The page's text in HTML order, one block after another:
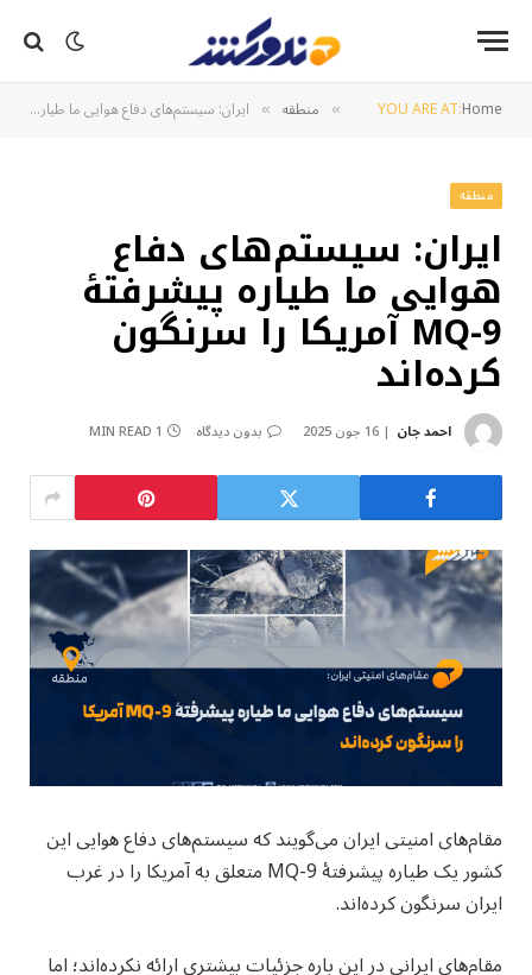
YOU ARE AT:Home
» منطقه » ایران: سیستم‌های دفاع هوایی ما طیاره پیشرفتۀ MQ-9 آمریکا را سرنگون کرده‌اند
منطقه
ایران: سیستم‌های دفاع
هوایی ما طیاره پیشرفتۀ
MQ-9 آمریکا را سرنگون
کرده‌اند
احمد جان 16 جون 2025 بدون دیدگاه 1 MIN READ
مقام‌های امنیتی ایران می‌گویند که سیستم‌های دفاع هوایی این
کشور یک طیاره پیشرفتۀ MQ-9 متعلق به آمریکا را در غرب
ایران سرنگون کرده‌اند.
مقام‌های ایرانی در این باره جزئیات بیشتری ارائه نکرده‌اند؛ اما